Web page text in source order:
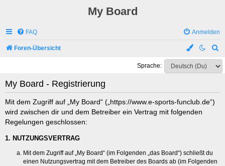
My Board
FAQ Anmelden
Foren-Übersicht
u
c
Sprache:
My Board - Registrierung
Mit dem Zugriff auf „My Board“ („https://www.e-sports-funclub.de“)
wird zwischen dir und dem Betreiber ein Vertrag mit folgenden
Regelungen geschlossen:
1. NUTZUNGSVERTRAG
Mit dem Zugriff auf „My Board“ (im Folgenden „das Board“) schließt du
einen Nutzungsvertrag mit dem Betreiber des Boards ab (im Folgenden